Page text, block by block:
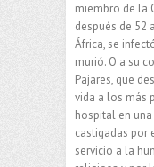
miembro de la
después de 52
África, se
murió. O a su
Pajares, que
vida a los más
hospital en
castigadas por
servicio a la